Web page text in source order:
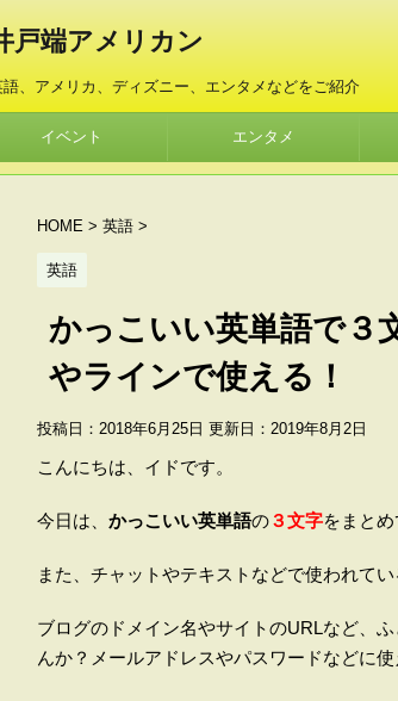
戸端アメリカン
語、アメリカ、ディズニー、エンタメなどをご紹介
イベント エンタメ
HOME > 英語 >
英語
かっこいい英単語で３
やラインで使える！
投稿日：2018年6月25日 更新日： 2019年8月2日
こんにちは、イドです。
今日は、 かっこいい英単語の３文字をまとめ
また、チャットやテキストなどで使われて
ブログのドメイン名やサイトのURLなど、
んか？メールアドレスやパスワードなどに